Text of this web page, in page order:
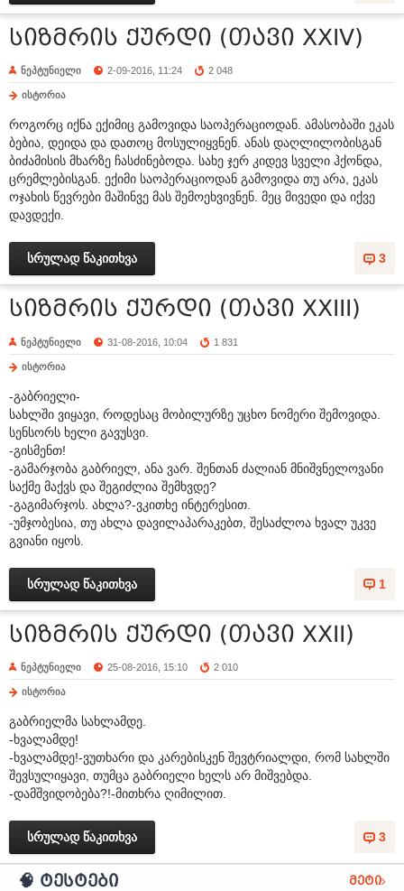
სიზმრის ქურდი (თავი XXIV)
ნეპტუნიელი 2-09-2016, 11:24 2 048
ისტორია
როგორც იქნა ექიმიც გამოვიდა საოპერაციოდან. ამასობაში ეკას
ბებია, დეიდა და დათოც მოსულიყვნენ. ანას დაღლილობისგან
ბიძამისის მხარზე ჩასძინებოდა. სახე ჯერ კიდევ სველი ჰქონდა,
ცრემლებისგან. ექიმი საოპერაციოდან გამოვიდა თუ არა, ეკას
ოჯახის წევრები მაშინვე მას შემოეხვივნენ. მეც მივედი და იქვე
დავდექი.
3
სრულად წაკითხვა
სიზმრის ქურდი (თავი XXIII)
ნეპტუნიელი 31-08-2016, 10:04 1 831
ისტორია
-გაბრიელი-
სახლში ვიყავი, როდესაც მობილურზე უცხო ნომერი შემოვიდა.
სენსორს ხელი გავუსვი.
-გისმენთ!
-გამარჯობა გაბრიელ, ანა ვარ. შენთან ძალიან მნიშვნელოვანი
საქმე მაქვს და შეგიძლია შემხვდე?
-გაგიმარჯოს. ახლა?-ვკითხე ინტერესით.
-უმჯობესია, თუ ახლა დავილაპარაკებთ, შესაძლოა ხვალ უკვე
გვიანი იყოს.
1
სრულად წაკითხვა
სიზმრის ქურდი (თავი XXII)
ნეპტუნიელი 25-08-2016, 15:10 2 010
ისტორია
გაბრიელმა სახლამდე.
-ხვალამდე!
-ხვალამდე!-ვუთხარი და კარებისკენ შევტრიალდი, რომ სახლში
შევსულიყავი, თუმცა გაბრიელი ხელს არ მიშვებდა.
-დამშვიდობება?!-მითხრა ღიმილით.
3
სრულად წაკითხვა
🧠 ტესტები მეტი